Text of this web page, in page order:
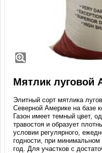
Мятлик луговой
Элитный сорт мятлика
Северной Америке на базе
Газон имеет темный цвет,
травостоя и образует
условии регулярного,
годности, при минимальном
год. Для участков с